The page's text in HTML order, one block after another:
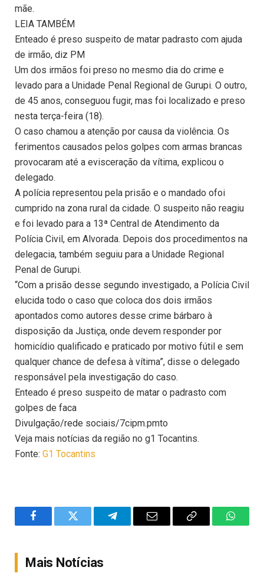
mãe.
LEIA TAMBÉM
Enteado é preso suspeito de matar padrasto com ajuda
de irmão, diz PM
Um dos irmãos foi preso no mesmo dia do crime e
levado para a Unidade Penal Regional de Gurupi. O outro,
de 45 anos, conseguou fugir, mas foi localizado e preso
nesta terça-feira (18).
O caso chamou a atenção por causa da violência. Os
ferimentos causados pelos golpes com armas brancas
provocaram até a evisceração da vítima, explicou o
delegado.
A polícia representou pela prisão e o mandado ofoi
cumprido na zona rural da cidade. O suspeito não reagiu
e foi levado para a 13ª Central de Atendimento da
Polícia Civil, em Alvorada. Depois dos procedimentos na
delegacia, também seguiu para a Unidade Regional
Penal de Gurupi.
“Com a prisão desse segundo investigado, a Polícia Civil
elucida todo o caso que coloca dos dois irmãos
apontados como autores desse crime bárbaro à
disposição da Justiça, onde devem responder por
homicídio qualificado e praticado por motivo fútil e sem
qualquer chance de defesa à vítima”, disse o delegado
responsável pela investigação do caso.
Enteado é preso suspeito de matar o padrasto com
golpes de faca
Divulgação/rede sociais/7cipm.pmto
Veja mais notícias da região no g1 Tocantins.
Fonte: G1 Tocantins
FacebookTwitter TelegramEmail
Copy
Mais Notícias